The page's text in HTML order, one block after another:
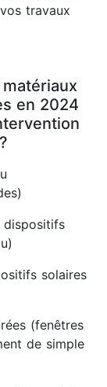
travaux
en 2024
dispositifs
solaires
(fenêtres
de simple